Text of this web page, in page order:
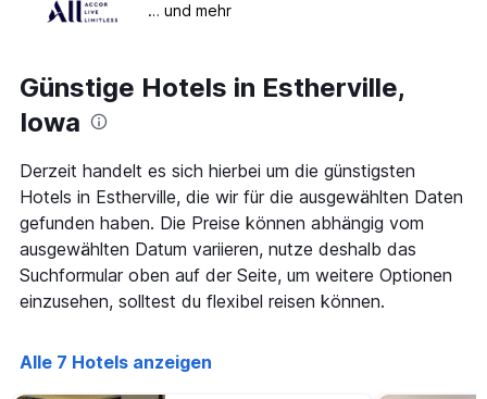
… und mehr
Günstige Hotels in Estherville,
Iowa
Derzeit handelt es sich hierbei um die günstigsten
Hotels in Estherville, die wir für die ausgewählten Daten
gefunden haben. Die Preise können abhängig vom
ausgewählten Datum variieren, nutze deshalb das
Suchformular oben auf der Seite, um weitere Optionen
einzusehen, solltest du flexibel reisen können.
Alle 7 Hotels anzeigen